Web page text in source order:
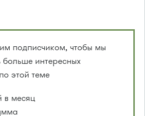
подписчиком, чтобы мы
больше интересных
этой теме
в месяц